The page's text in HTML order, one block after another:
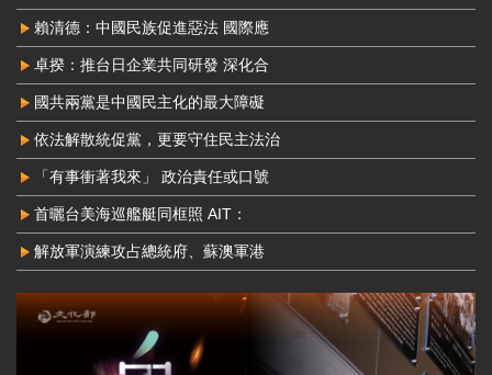
賴清德：中國民族促進惡法 國際應
卓揆：推台日企業共同研發 深化合
國共兩黨是中國民主化的最大障礙
依法解散統促黨，更要守住民主法治
「有事衝著我來」 政治責任或口號
首曬台美海巡艦艇同框照 AIT：
解放軍演練攻占總統府、蘇澳軍港